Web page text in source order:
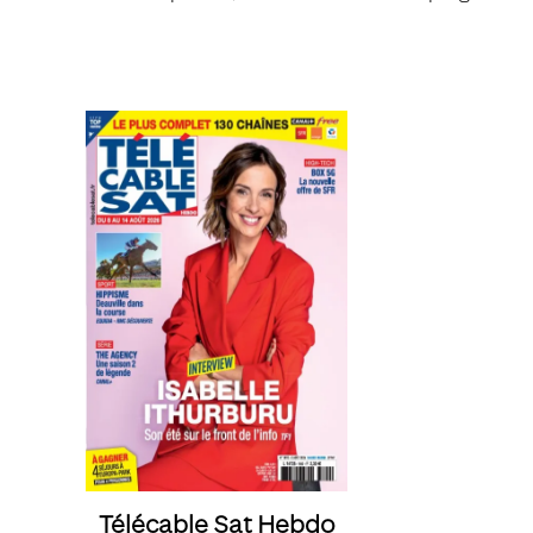
Télécable Sat Hebdo